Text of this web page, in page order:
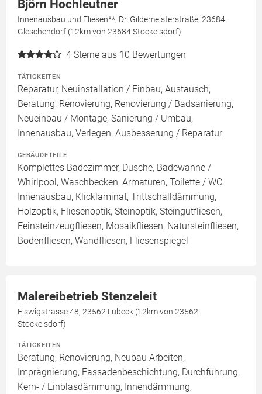
Björn Hochleutner
Innenausbau und Fliesen**, Dr. Gildemeisterstraße, 23684
Gleschendorf (12km von 23684 Stockelsdorf)
4 Sterne aus 10 Bewertungen
TÄTIGKEITEN
Reparatur, Neuinstallation / Einbau, Austausch,
Beratung, Renovierung, Renovierung / Badsanierung,
Neueinbau / Montage, Sanierung / Umbau,
Innenausbau, Verlegen, Ausbesserung / Reparatur
GEBÄUDETEILE
Komplettes Badezimmer, Dusche, Badewanne /
Whirlpool, Waschbecken, Armaturen, Toilette / WC,
Innenausbau, Klicklaminat, Trittschalldämmung,
Holzoptik, Fliesenoptik, Steinoptik, Steingutfliesen,
Feinsteinzeugfliesen, Mosaikfliesen, Natursteinfliesen,
Bodenfliesen, Wandfliesen, Fliesenspiegel
Malereibetrieb Stenzeleit
Elswigstrasse 48, 23562 Lübeck (12km von 23562
Stockelsdorf)
TÄTIGKEITEN
Beratung, Renovierung, Neubau Arbeiten,
Imprägnierung, Fassadenbeschichtung, Durchführung,
Kern- / Einblasdämmung, Innendämmung,